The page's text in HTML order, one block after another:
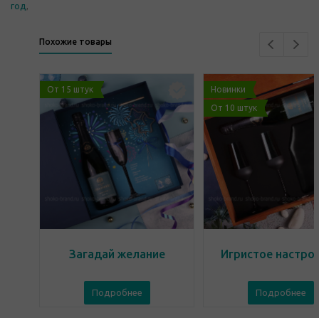
год ,
Похожие товары
От 15 штук
Загадай желание
Подробнее
Новинки
От 10 штук
Игристое
Подробнее